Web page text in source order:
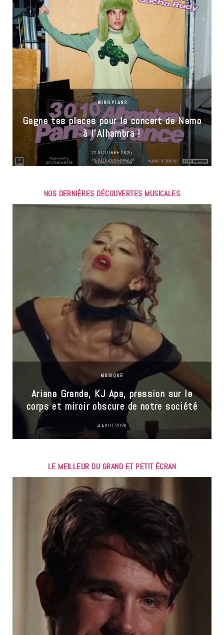
BONS PLANS
Gagne tes places pour le concert de Nemo
à l’Alhambra !
22 OCTOBRE 2025
NOS DERNIÈRES DÉCOUVERTES MUSICALES
MUSIQUE
Ariana Grande, KJ Apa, pression sur le
corps et miroir obscure de notre société
4 AOÛT 2026
LE MEILLEUR DU GRAND ET PETIT ÉCRAN